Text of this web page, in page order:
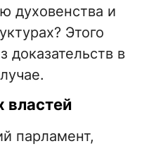
духовенства и
Этого
доказательств в
властей
парламент,